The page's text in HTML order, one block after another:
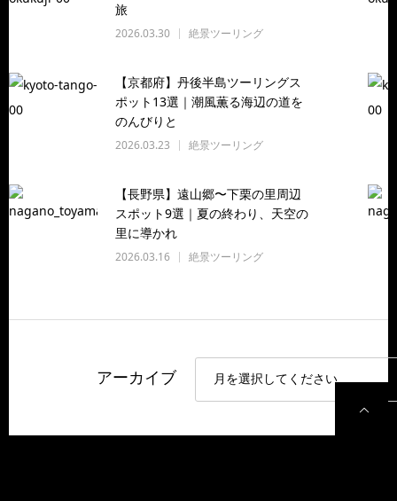
旅
2026.03.30 絶景ツーリング
【京都府】丹後半島ツーリングス
ポット13選｜潮風薫る海辺の道を
のんびりと
2026.03.23 絶景ツーリング
【長野県】遠山郷〜下栗の里周辺
スポット9選｜夏の終わり、天空の
里に導かれ
2026.03.16 絶景ツーリング
アーカイブ